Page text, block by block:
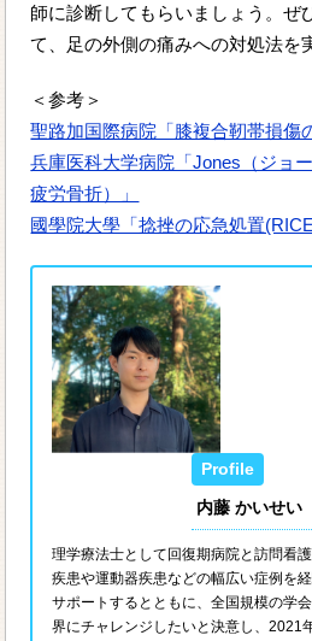
師に診断してもらいましょう。ぜ
て、足の外側の痛みへの対処法を
＜参考＞
聖路加国際病院「膝複合靭帯損傷
兵庫医科大学病院「Jones（ジョ
疲労骨折）」
國學院大學「捻挫の応急処置
内藤 かいせい
理学療法士として回復期病院と訪問看
疾患や運動器疾患などの幅広い症例を
サポートするとともに、全国規模の学
界にチャレンジしたいと決意し、2021